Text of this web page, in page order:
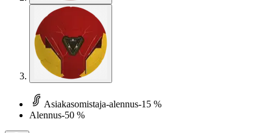
Asiakasomistaja-alennus-15 %
Alennus-50 %